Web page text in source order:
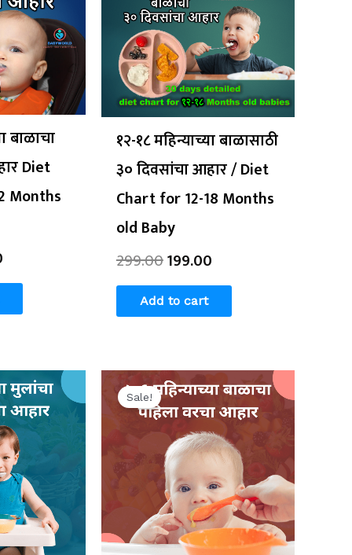
बाळाचा
Diet
Months
is:
₹199.00.
१२-१८ महिन्याच्या बाळासाठी
३० दिवसांचा आहार / Diet
Chart for 12-18 Months
old Baby
299.00
was:
₹299.00.
199.00
is:
₹199.00.
Add to cart
Current
price
is:
₹199.00.
Sale!
Original
price
was:
₹299.00.
Current
price
is:
₹199.00.